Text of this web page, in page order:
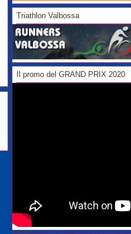
Triathlon Valbossa
Il promo del GRAND PRIX 2020